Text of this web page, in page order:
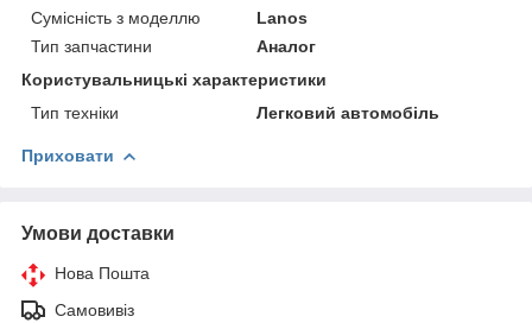
Сумісність з моделлю
Lanos
Тип запчастини
Аналог
Користувальницькі характеристики
Тип техніки
Легковий автомобіль
Приховати
Умови доставки
Нова Пошта
Самовивіз